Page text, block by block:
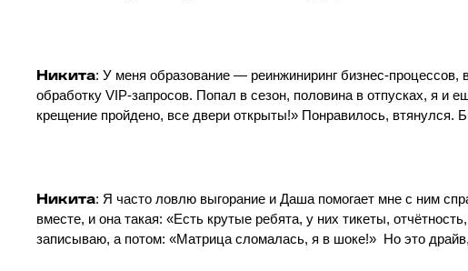
Никита: У меня образование — реинжиниринг бизнес-
обработку VIP-запросов. Попал в сезон, половина в отпусках, я и
крещение пройдено, все двери открыты!» Понравилось, втянулся.
Никита: Я часто ловлю выгорание и Даша помогает мне с ним
вместе, и она такая: «Есть крутые ребята, у них тикеты,
записываю, а потом: «Матрица сломалась, я в шоке!» Но это